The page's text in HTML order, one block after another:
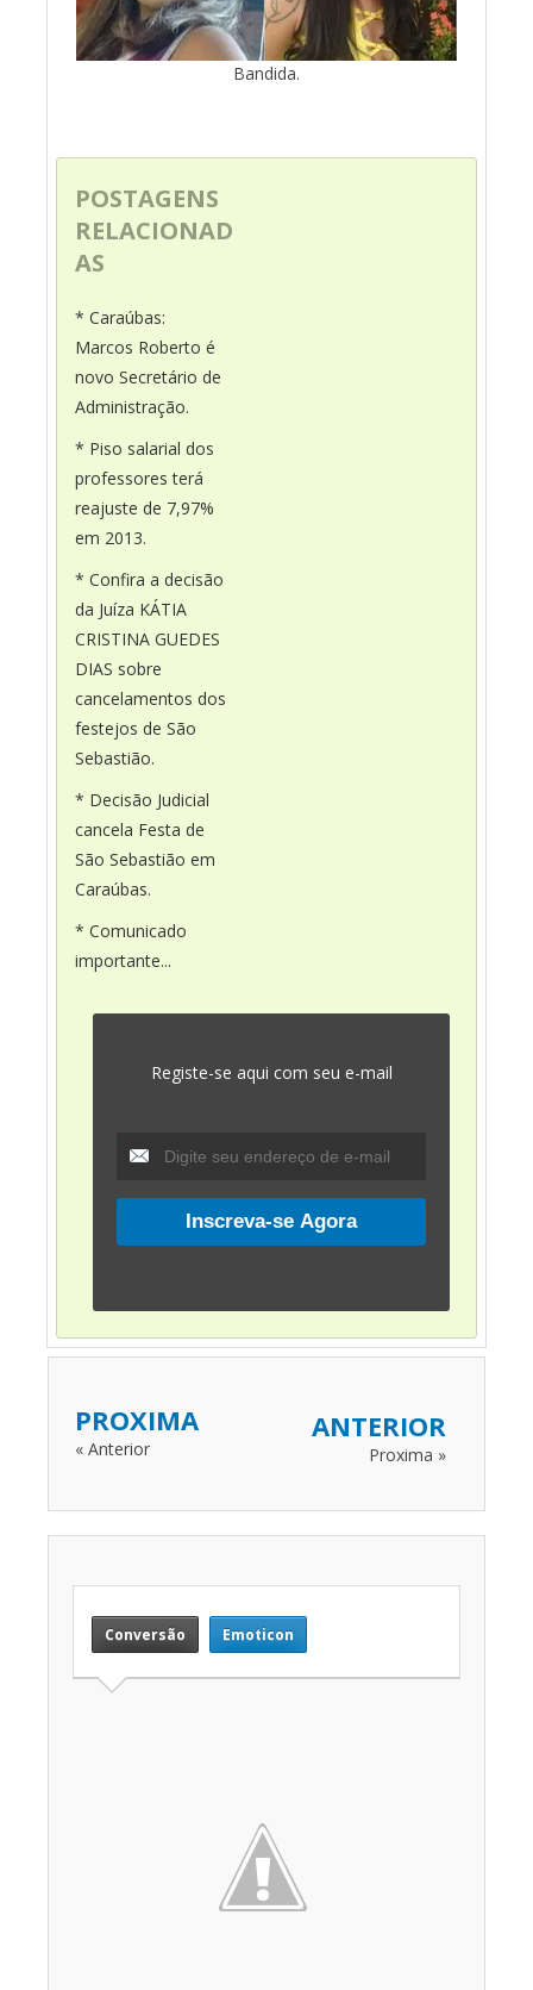
Bandida.
POSTAGENS
RELACIONAD
AS
* Caraúbas:
Marcos Roberto é
novo Secretário de
Administração.
* Piso salarial dos
professores terá
reajuste de 7,97%
em 2013.
* Confira a decisão
da Juíza KÁTIA
CRISTINA GUEDES
DIAS sobre
cancelamentos dos
festejos de São
Sebastião.
* Decisão Judicial
cancela Festa de
São Sebastião em
Caraúbas.
* Comunicado
importante...
Registe-se aqui com seu e-mail
PROXIMA
« Anterior
ANTERIOR
Proxima »
Conversão Emoticon